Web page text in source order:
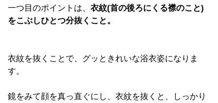
一つ目のポイントは、 衣紋(首の後ろにくる襟のこと)
をこぶしひとつ分抜くこと。
衣紋を抜くことで、グッときれいな浴衣姿になりま
す。
鏡をみて顔を真っ直ぐにし、衣紋を抜くと、しっかり